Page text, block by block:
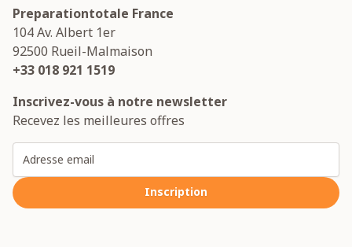
Preparationtotale France
104 Av. Albert 1er
92500 Rueil-Malmaison
+33 018 921 1519
Inscrivez-vous à notre newsletter
Recevez les meilleures offres
Inscription